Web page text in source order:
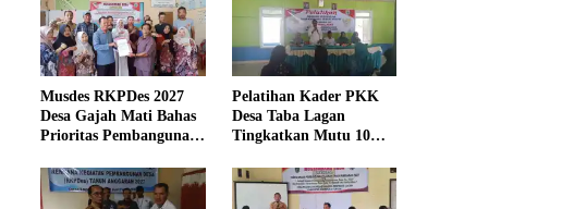
Musdes RKPDes 2027
Desa Gajah Mati Bahas
Prioritas Pembangunan
Pelatihan Kader PKK
Desa Taba Lagan
Tingkatkan Mutu 10